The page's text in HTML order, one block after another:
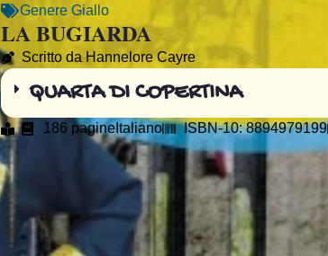
Genere Giallo
LA BUGIARDA
Scritto da Hannelore Cayre
QUARTA DI COPERTINA
186 pagine Italiano ISBN-10: 8894979199